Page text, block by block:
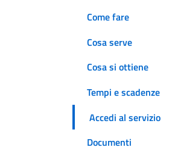
Come fare
Cosa serve
Cosa si ottiene
Tempi e scadenze
Accedi al servizio
Documenti